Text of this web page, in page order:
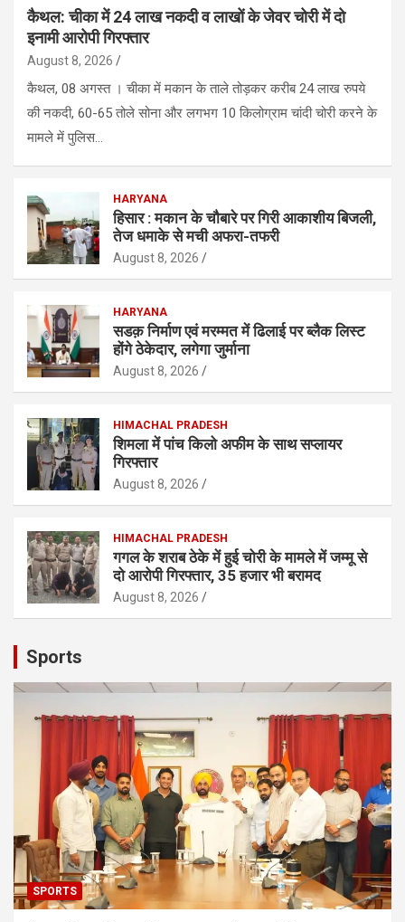
कैथल: चीका में 24 लाख नकदी व लाखों के जेवर चोरी में दो
इनामी आरोपी गिरफ्तार
August 8, 2026
कैथल, 08 अगस्त । चीका में मकान के ताले तोड़कर करीब 24 लाख रुपये
की नकदी, 60-65 तोले सोना और लगभग 10 किलोग्राम चांदी चोरी करने के
मामले में पुलिस…
HARYANA
हिसार : मकान के चौबारे पर गिरी आकाशीय बिजली,
तेज धमाके से मची अफरा-तफरी
August 8, 2026
HARYANA
सडक़ निर्माण एवं मरम्मत में ढिलाई पर ब्लैक लिस्ट
होंगे ठेकेदार, लगेगा जुर्माना
August 8, 2026
HIMACHAL PRADESH
शिमला में पांच किलो अफीम के साथ सप्लायर
गिरफ्तार
August 8, 2026
HIMACHAL PRADESH
गगल के शराब ठेके में हुई चोरी के मामले में जम्मू से
दो आरोपी गिरफ्तार, 35 हजार भी बरामद
August 8, 2026
Sports
SPORTS